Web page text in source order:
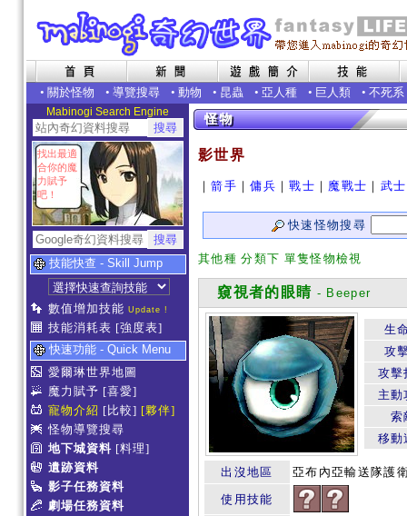
• 關於怪物 • 導覽搜尋 • 動物 • 昆蟲 • 亞人種 • 巨人類 • 不死系
Mabinogi Search Engine
找出最適
合你的魔
力賦予
吧！
技能快查 - Skill Jump
數值增加技能 Update !
技能消耗表 [強度表]
快速功能 - Quick Menu
愛爾琳世界地圖
魔力賦予 [喜愛]
寵物介紹 [比較] [夥伴]
怪物導覽搜尋
地下城資料 [料理]
遺跡資料
影子任務資料
劇場任務資料
影世界
｜箭手 ｜傭兵 ｜戰士 ｜ 魔戰士 ｜ 武士
快速怪物搜尋
其他種 分類下 單隻怪物檢視
窺視者的眼睛 - Beeper
生
攻
攻擊
主動
索
移動
出沒地區
亞布內亞輸送隊護
使用技能